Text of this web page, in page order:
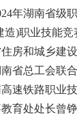
年湖南省级
造)职业技能竞
房和城乡建
省总工会联
速铁路职业
育处处长曾